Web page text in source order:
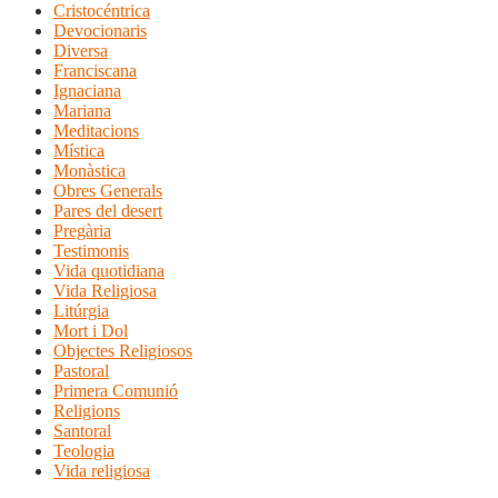
Cristocéntrica
Devocionaris
Diversa
Franciscana
Ignaciana
Mariana
Meditacions
Mística
Monàstica
Obres Generals
Pares del desert
Pregària
Testimonis
Vida quotidiana
Vida Religiosa
Litúrgia
Mort i Dol
Objectes Religiosos
Pastoral
Primera Comunió
Religions
Santoral
Teologia
Vida religiosa